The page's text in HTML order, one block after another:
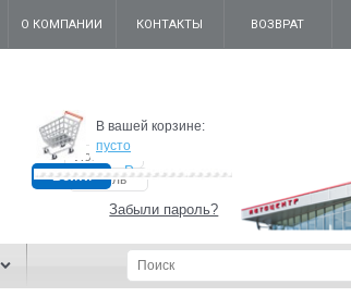
О КОМПАНИИ КОНТАКТЫ ВОЗВРАТ
Забыли пароль?
Регистрация
В вашей корзине:
пусто